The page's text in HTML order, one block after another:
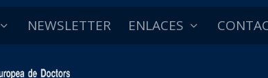
NEWSLETTER ENLACES